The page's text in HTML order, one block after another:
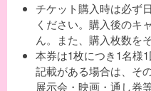
チケット購入時は必ず
ください。購入後のキ
ん。また、購入枚数を
本券は1枚につき1名様
記載がある場合は、そ
展示会・映画・通し券